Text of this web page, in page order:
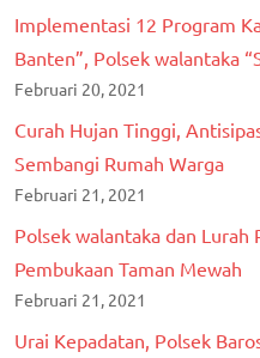
Implementasi 12 Program
Banten”, Polsek walantaka
Februari 20, 2021
Curah Hujan Tinggi,
Sembangi Rumah Warga
Februari 21, 2021
Polsek walantaka dan Lurah
Pembukaan Taman Mewah
Februari 21, 2021
Urai Kepadatan, Polsek